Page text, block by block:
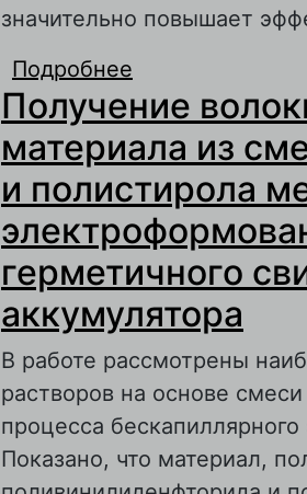
значительно повышает
Подробнее
кислотного
из
волокнистого
и полистирола
Получение
материала из
и полистирола
герметичного
аккумулятора
В работе рассмотрены
растворов на основе
процесса
Показано, что материал,